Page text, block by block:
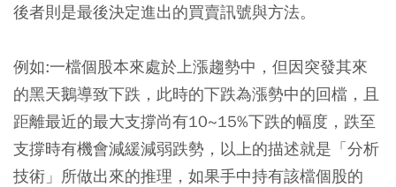
後者則是最後決定進出的買賣訊號與方法。
例如:一檔個股本來處於上漲趨勢中，但因突發其來
的黑天鵝導致下跌，此時的下跌為漲勢中的回檔，且
距離最近的最大支撐尚有10~15%下跌的幅度，跌至
支撐時有機會減緩減弱跌勢，以上的描述就是「分析
技術」所做出來的推理，如果手中持有該檔個股的